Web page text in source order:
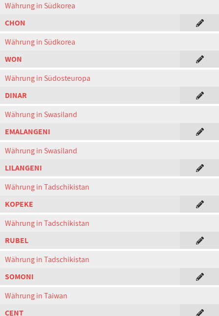
Währung in Südkorea
CHON
Währung in Südkorea
WON
Währung in Südosteuropa
DINAR
Währung in Swasiland
EMALANGENI
Währung in Swasiland
LILANGENI
Währung in Tadschikistan
KOPEKE
Währung in Tadschikistan
RUBEL
Währung in Tadschikistan
SOMONI
Währung in Taiwan
CENT